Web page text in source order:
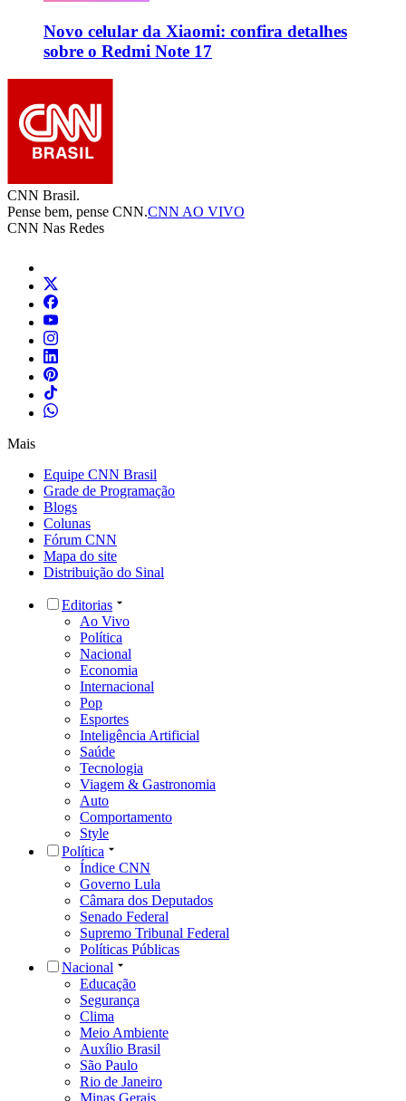
Novo celular da Xiaomi: confira detalhes
sobre o Redmi Note 17
CNN Brasil.
Pense bem, pense CNN.CNN AO VIVO
CNN Nas Redes
Mais
Equipe CNN Brasil
Grade de Programação
Blogs
Colunas
Fórum CNN
Mapa do site
Distribuição do Sinal
Editorias
Ao Vivo
Política
Nacional
Economia
Internacional
Pop
Esportes
Inteligência Artificial
Saúde
Tecnologia
Viagem & Gastronomia
Auto
Comportamento
Style
Política
Índice CNN
Governo Lula
Câmara dos Deputados
Senado Federal
Supremo Tribunal Federal
Políticas Públicas
Nacional
Educação
Segurança
Clima
Meio Ambiente
Auxílio Brasil
São Paulo
Rio de Janeiro